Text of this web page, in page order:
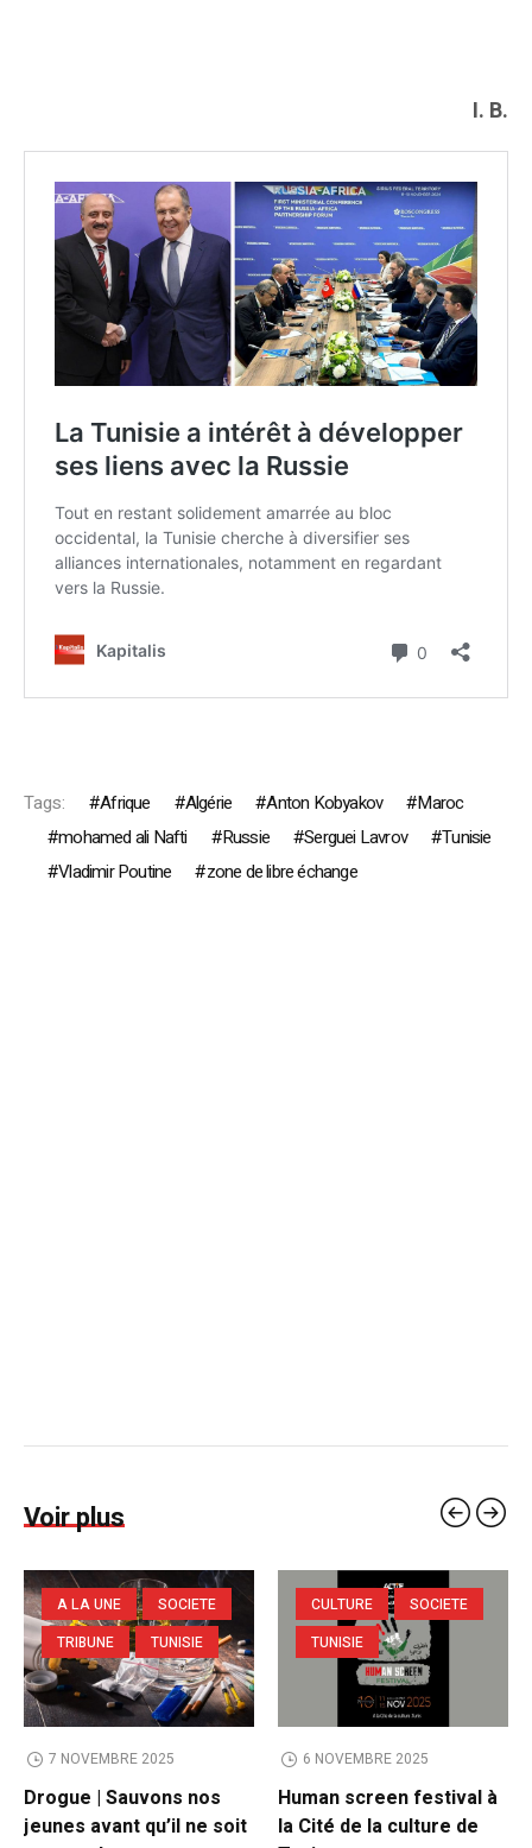
I. B.
Tags: Afrique Algérie Anton Kobyakov
Maroc
mohamed ali Nafti
Russie Serguei Lavrov
Tunisie
Vladimir Poutine
zone de libre échange
Voir plus
A LA UNE
SOCIETE
TRIBUNE
TUNISIE
7 NOVEMBRE 2025
Drogue | Sauvons nos
jeunes avant qu’il ne soit
CULTURE
SOCIETE
TUNISIE
6 NOVEMBRE 2025
Human screen festival à
la Cité de la culture de